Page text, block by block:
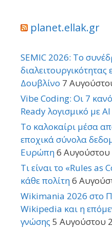
planet.ellak.gr
SEMIC 2026: Το
διαλειτουργικότητας
Δουβλίνο 7
Vibe Coding: Οι 7
Ready λογισμικό με AI
Το καλοκαίρι μέσα
εποχικά σύνολα
Ευρώπη6 Αυγούστου
Τι είναι το «Rules as
κάθε πολίτη6
Wikimania 2026 στο
Wikipedia και η
γνώσης 5 Αυγούστου